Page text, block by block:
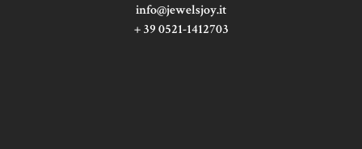
info@jewelsjoy.it
+ 39 0521-1412703